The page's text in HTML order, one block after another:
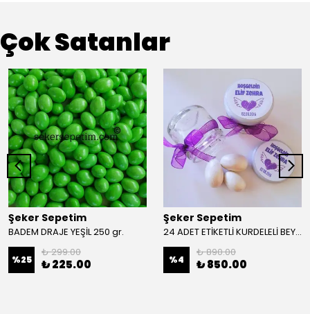
Çok Satanlar
Şeker Sepetim
BADEM DRAJE YEŞİL 250 gr.
%25
₺ 299.00
₺ 225.00
Şeker Sepetim
24 ADET ETİKETLİ KURDELELİ BEYAZ DRAJE KAVANOZ 73
%4
₺ 890.00
₺ 850.00